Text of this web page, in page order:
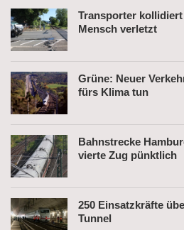
Transporter
Mensch verletzt
Grüne: Neuer
fürs Klima tun
Bahnstrecke
vierte Zug pünktlich
250 Einsatzkräfte
Tunnel